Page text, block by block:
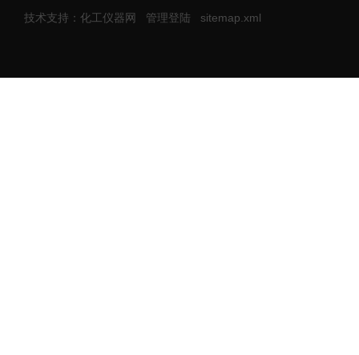
技术支持：化工仪器网 管理登陆 sitemap.xml